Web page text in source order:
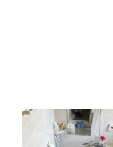
たかく。